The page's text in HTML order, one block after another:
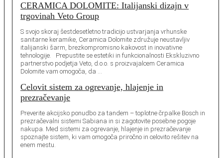
CERAMICA DOLOMITE: Italijanski dizajn v
trgovinah Veto Group
S svojo skoraj šestdesetletno tradicijo ustvarjanja vrhunske
sanitarne keramike, Ceramica Dolomite združuje neustavljiv
italijanski šarm, brezkompromisno kakovost in inovativne
tehnologije. Prepustite se estetiki in funkcionalnosti Ekskluzivno
partnerstvo podjetja Veto, d.o.o. s proizvajalcem Ceramica
Dolomite vam omogoča, da …
Celovit sistem za ogrevanje, hlajenje in
prezračevanje
Preverite akcijsko ponudbo za tandem – toplotne črpalke Bosch in
prezračevalni sistemi Sabiana in si zagotovite posebne pogoje
nakupa. Med sistemi za ogrevanje, hlajenje in prezračevanje
spoznajte sistem, ki vam omogoča priročno in celovito rešitev na
enem mestu.